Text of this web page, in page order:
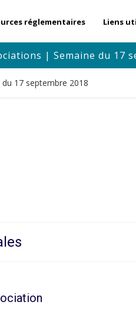
réglementaires Liens
| Semaine du 17
17 septembre 2018